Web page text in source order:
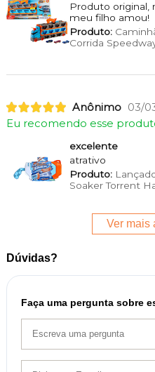
Produto original,
meu filho amou!
Produto:
Corrida
Anônimo 03/
Eu recomendo esse
excelente
atrativo
Produto:
Soaker Torrent
Ver mais
Dúvidas?
Faça uma pergunta sobre